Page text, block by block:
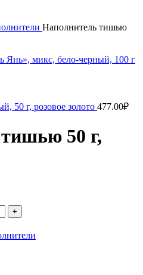
Наполнитель тишью
микс, бело-черный, 100 г
50 г, розовое золото 477.00₽
50 г,